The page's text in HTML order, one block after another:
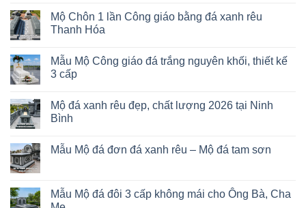
Mộ Chôn 1 lần Công giáo bằng đá xanh rêu
Thanh Hóa
Mẫu Mộ Công giáo đá trắng nguyên khối, thiết kế
3 cấp
Mộ đá xanh rêu đẹp, chất lượng 2026 tại Ninh
Bình
Mẫu Mộ đá đơn đá xanh rêu – Mộ đá tam sơn
Mẫu Mộ đá đôi 3 cấp không mái cho Ông Bà, Cha